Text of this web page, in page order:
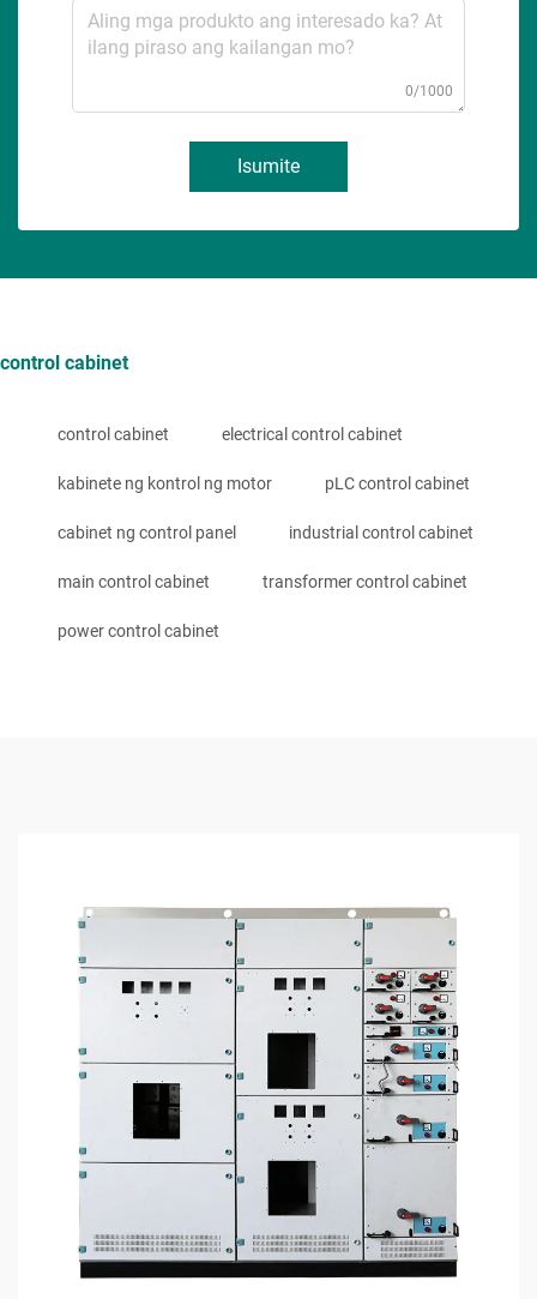
0/1000
Isumite
control cabinet
control cabinet electrical control cabinet
kabinete ng kontrol ng motor pLC control cabinet
cabinet ng control panel industrial control cabinet
main control cabinet transformer control cabinet
power control cabinet